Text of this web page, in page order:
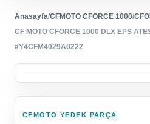
Anasayfa/CFMOTO CFORCE 1000/
CF MOTO CFORCE 1000 DLX EPS
#Y4CFM4029A0222
CFMOTO YEDEK PARÇA